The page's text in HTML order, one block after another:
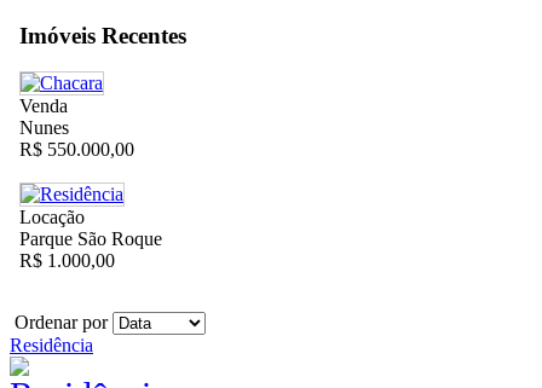
Imóveis Recentes
Venda
Nunes
R$ 550.000,00
Locação
Parque São Roque
R$ 1.000,00
Ordenar por
Residência